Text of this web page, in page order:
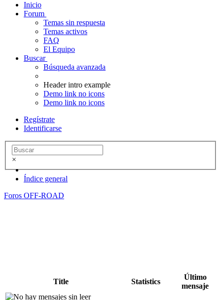
Inicio
Forum
Temas sin respuesta
Temas activos
FAQ
El Equipo
Buscar
Búsqueda avanzada
Header intro example
Demo link no icons
Demo link no icons
Regístrate
Identificarse
×
Índice general
Foros OFF-ROAD
Title Statistics
Último
mensaje